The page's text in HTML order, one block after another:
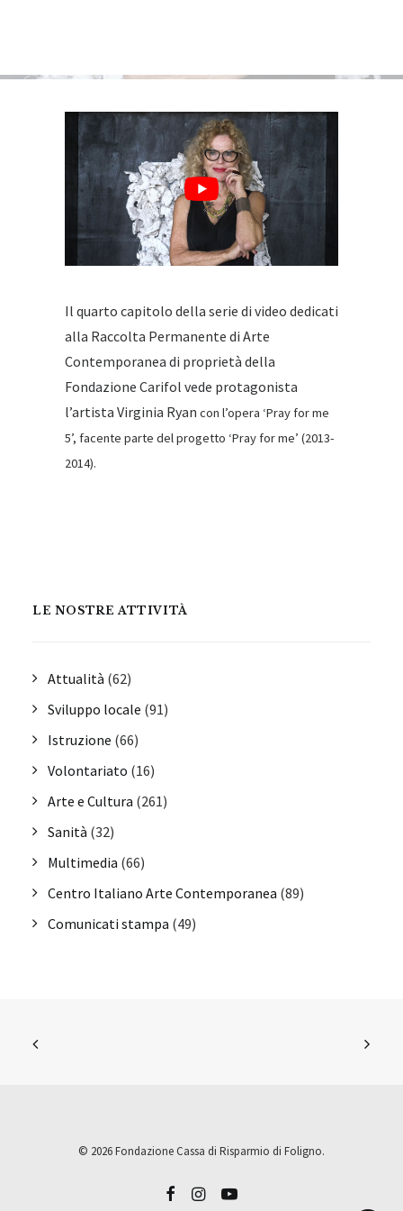
Il quarto capitolo della serie di video dedicati
alla Raccolta Permanente di Arte
Contemporanea di proprietà della
Fondazione Carifol vede protagonista
l’artista Virginia Ryan con l’opera ‘Pray for me
5’, facente parte del progetto ‘Pray for me’ (2013-
2014).
LE NOSTRE ATTIVITÀ
Attualità (62)
Sviluppo locale (91)
Istruzione (66)
Volontariato (16)
Arte e Cultura (261)
Sanità (32)
Multimedia (66)
Centro Italiano Arte Contemporanea (89)
Comunicati stampa (49)
© 2026 Fondazione Cassa di Risparmio di Foligno.